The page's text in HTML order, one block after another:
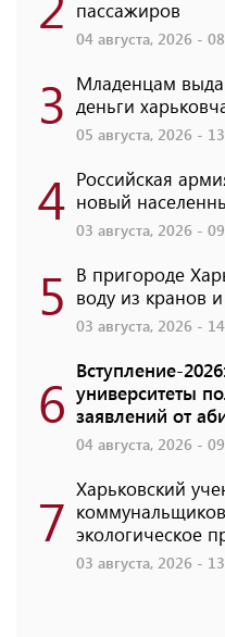
пассажиров
04 августа, 2026 -
3 Младенцам
деньги
05 августа, 2026 -
4 Российская
новый
03 августа, 2026 -
5 В пригороде
воду из кранов
03 августа, 2026 -
6 Вступление-
университеты
заявлений от
04 августа, 2026 -
7 Харьковский
экологическое
03 августа, 2026 -